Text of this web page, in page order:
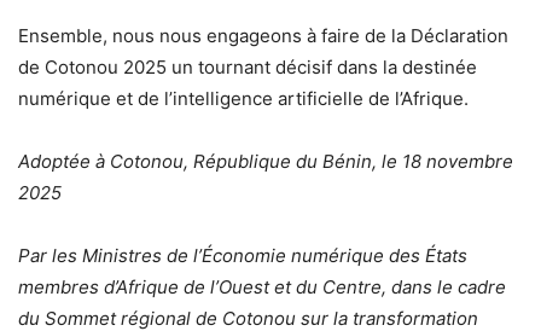
Ensemble, nous nous engageons à faire de la Déclaration
de Cotonou 2025 un tournant décisif dans la destinée
numérique et de l’intelligence artificielle de l’Afrique.
Adoptée à Cotonou, République du Bénin, le 18 novembre
2025
Par les Ministres de l’Économie numérique des États
membres d’Afrique de l’Ouest et du Centre, dans le cadre
du Sommet régional de Cotonou sur la transformation